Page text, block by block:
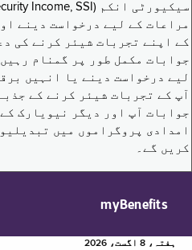
مراعات کے لیے درخواست دینے
کے اپنے تجربات شیئر کرنے کی
جوابات مکمل طور پر گمنام
لیے درخواست دینے یا انہیں
آپ کے تجربات شیئر کرنے کے
جوابات آپ اور دیگر نیویارک
امدادی پروگراموں میں
کریں گے۔
myBenefits
ہفتہ، 8 اگست، 2026